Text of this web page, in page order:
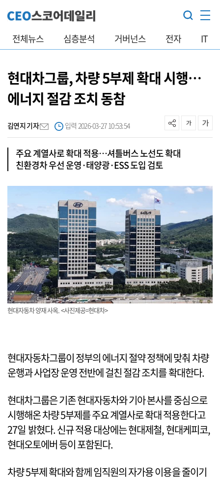
전체뉴스 심층분석 거버넌스 전자 IT
현대차그룹, 차량 5부제 확대 시행…
에너지 절감 조치 동참
김연지 기자 입력 2026-03-27 10:53:54
주요 계열사로 확대 적용…셔틀버스 노선도 확대
친환경차 우선 운영·태양광·ESS 도입 검토
현대자동차 양재 사옥. <사진제공=현대차>
현대자동차그룹이 정부의 에너지 절약 정책에 맞춰 차량
운행과 사업장 운영 전반에 걸친 절감 조치를 확대한다.
현대차그룹은 기존 현대자동차와 기아 본사를 중심으로
시행해온 차량 5부제를 주요 계열사로 확대 적용한다고
27일 밝혔다. 신규 적용 대상에는 현대제철, 현대케피코,
현대오토에버 등이 포함된다.
차량 5부제 확대와 함께 임직원의 자가용 이용을 줄이기